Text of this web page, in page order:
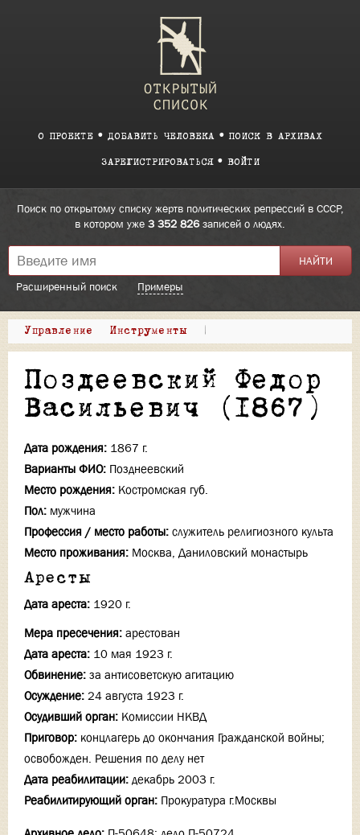
О ПРОЕКТЕ ДОБАВИТЬ ЧЕЛОВЕКА ПОИСК В АРХИВАХ
ЗАРЕГИСТРИРОВАТЬСЯ ВОЙТИ
Поиск по открытому списку жертв политических репрессий в СССР,
в котором уже 3 352 826записей о людях.
Расширенный поиск Примеры
Управление Инструменты |
Поздеевский Федор
Васильевич (1867)
Дата рождения: 1867 г.
Варианты ФИО: Позднеевский
Место рождения: Костромская губ.
Пол: мужчина
Профессия / место работы: служитель религиозного культа
Место проживания: Москва, Даниловский монастырь
Аресты
Дата ареста: 1920 г.
Мера пресечения: арестован
Дата ареста: 10 мая 1923 г.
Обвинение: за антисоветскую агитацию
Осуждение: 24 августа 1923 г.
Осудивший орган: Комиссии НКВД
Приговор: концлагерь до окончания Гражданской войны;
освобожден. Решения по делу нет
Дата реабилитации: декабрь 2003 г.
Реабилитирующий орган: Прокуратура г.Москвы